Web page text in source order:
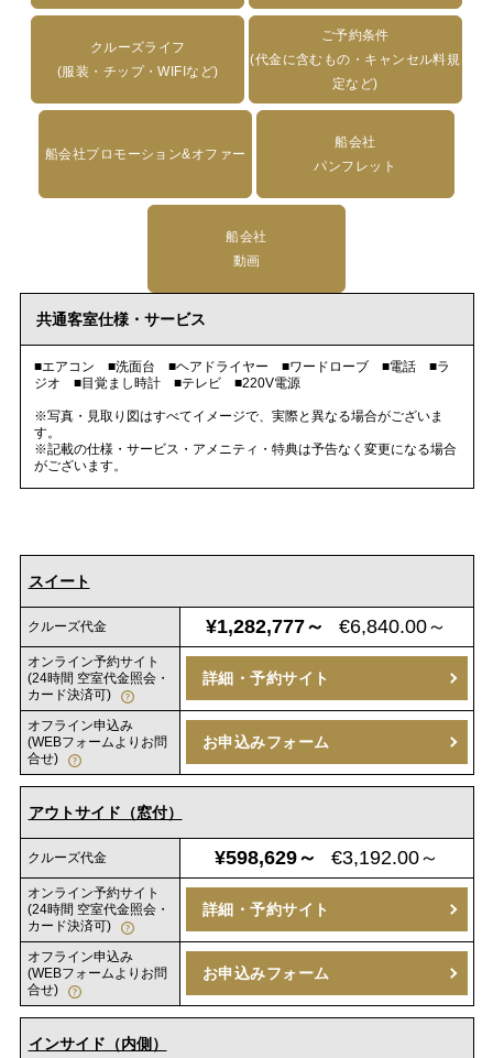
クルーズライフ
(服装・チップ・WIFIなど)
ご予約条件
(代金に含むもの・キャンセル料規
定など)
船会社プロモーション&オファー
船会社
パンフレット
船会社
動画
共通客室仕様・サービス
■エアコン ■洗面台 ■ヘアドライヤー ■ワードローブ ■電話 ■ラ
ジオ ■目覚まし時計 ■テレビ ■220V電源
※写真・見取り図はすべてイメージで、実際と異なる場合がございま
す。
※記載の仕様・サービス・アメニティ・特典は予告なく変更になる場合
がございます。
スイート
クルーズ代金 ¥1,282,777～ €6,840.00～
オンライン予約サイト
(24時間 空室代金照会・
カード決済可)
詳細・予約サイト
オフライン申込み
(WEBフォームよりお問
合せ)
お申込みフォーム
アウトサイド（窓付）
クルーズ代金 ¥598,629～ €3,192.00～
オンライン予約サイト
(24時間 空室代金照会・
カード決済可)
詳細・予約サイト
オフライン申込み
(WEBフォームよりお問
合せ)
お申込みフォーム
インサイド（内側）